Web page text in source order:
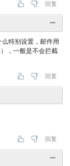
回复
特别设置，邮件用
，一般是不会拦截
回复
回复